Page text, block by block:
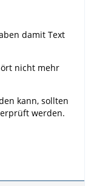
damit Text
nicht mehr
kann, sollten
werden.